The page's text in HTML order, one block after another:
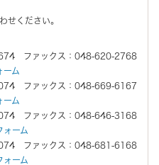
せください。
ファックス：048-620-2768
ーム
ファックス：048-669-6167
ーム
ファックス：048-646-3168
ォーム
ファックス：048-681-6168
ォーム